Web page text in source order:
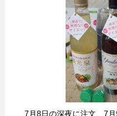
7月8日の深夜に注文、7